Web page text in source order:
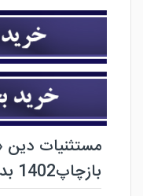
مستثنیات دین
بازچاپ1402 بدون اصلاح )